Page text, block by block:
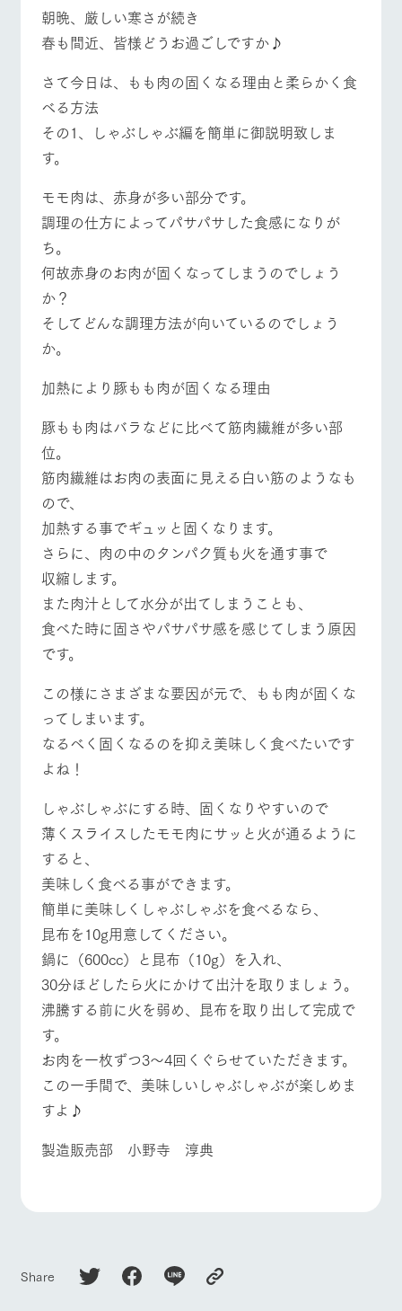
団体のお
客様へ
お連れの
お客様へ
お問い合
わせ・資
料請求
い、ビュッフェ
スタイルで提供
店舗
周遊バス
遊バスのご案内
ネットショップ
個人情報取扱いについて
牧場マップを見る 周遊バス
営業時間・料金 交通アクセス
ペットをお連れの
お客様へ お問い合わせ
朝晩、厳しい寒さが続き
春も間近、皆様どうお過ごしですか♪
さて今日は、もも肉の固くなる理由と柔らかく食
べる方法
その1、しゃぶしゃぶ編を簡単に御説明致しま
す。
モモ肉は、赤身が多い部分です。
調理の仕方によってパサパサした食感になりが
ち。
何故赤身のお肉が固くなってしまうのでしょう
か？
そしてどんな調理方法が向いているのでしょう
か。
加熱により豚もも肉が固くなる理由
豚もも肉はバラなどに比べて筋肉繊維が多い部
位。
筋肉繊維はお肉の表面に見える白い筋のようなも
ので、
加熱する事でギュッと固くなります。
さらに、肉の中のタンパク質も火を通す事で
収縮します。
また肉汁として水分が出てしまうことも、
食べた時に固さやパサパサ感を感じてしまう原因
です。
この様にさまざまな要因が元で、もも肉が固くな
ってしまいます。
なるべく固くなるのを抑え美味しく食べたいです
よね！
しゃぶしゃぶにする時、固くなりやすいので
薄くスライスしたモモ肉にサッと火が通るように
すると、
美味しく食べる事ができます。
簡単に美味しくしゃぶしゃぶを食べるなら、
昆布を10g用意してください。
鍋に（600cc）と昆布（10g）を入れ、
30分ほどしたら火にかけて出汁を取りましょう。
沸騰する前に火を弱め、昆布を取り出して完成で
す。
お肉を一枚ずつ3〜4回くぐらせていただきます。
この一手間で、美味しいしゃぶしゃぶが楽しめま
すよ♪
製造販売部 小野寺 淳典
Share